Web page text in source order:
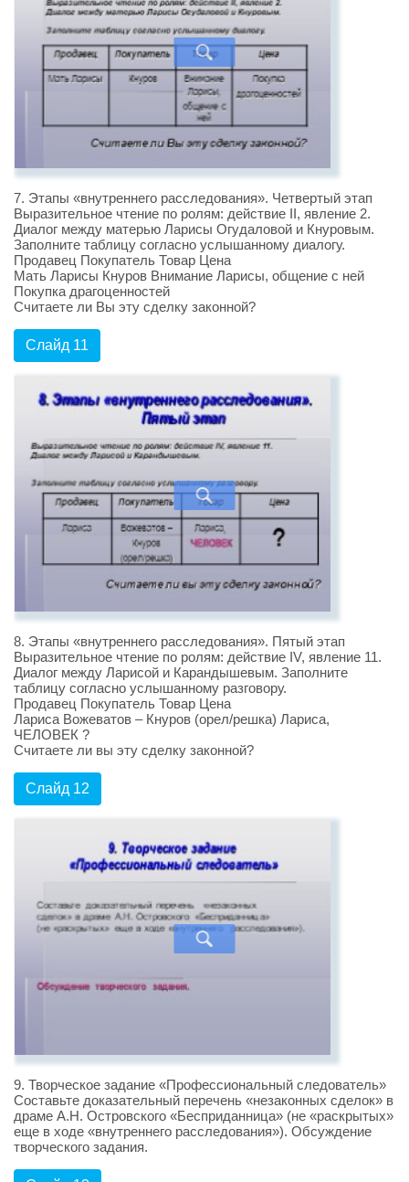
7. Этапы «внутреннего расследования». Четвертый этап
Выразительное чтение по ролям: действие II, явление 2.
Диалог между матерью Ларисы Огудаловой и Кнуровым.
Заполните таблицу согласно услышанному диалогу.
Продавец Покупатель Товар Цена
Мать Ларисы Кнуров Внимание Ларисы, общение с ней
Покупка драгоценностей
Считаете ли Вы эту сделку законной?
Слайд 11
8. Этапы «внутреннего расследования». Пятый этап
Выразительное чтение по ролям: действие IV, явление 11.
Диалог между Ларисой и Карандышевым. Заполните
таблицу согласно услышанному разговору.
Продавец Покупатель Товар Цена
Лариса Вожеватов – Кнуров (орел/решка) Лариса,
ЧЕЛОВЕК ?
Считаете ли вы эту сделку законной?
Слайд 12
9. Творческое задание «Профессиональный следователь»
Составьте доказательный перечень «незаконных сделок» в
драме А.Н. Островского «Бесприданница» (не «раскрытых»
еще в ходе «внутреннего расследования»). Обсуждение
творческого задания.